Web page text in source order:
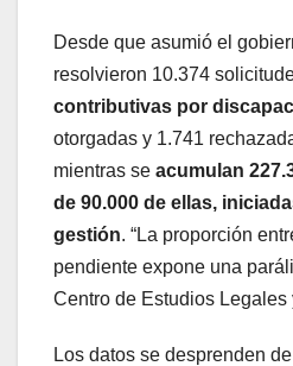
Desde que asumió el
resolvieron 10.374
contributivas por
otorgadas y 1.741
mientras se acumulan
de 90.000 de ellas,
gestión. “La proporción
pendiente expone una
Centro de Estudios
Los datos se desprenden